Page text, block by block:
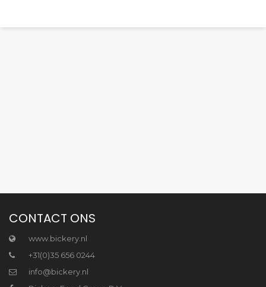
CONTACT ONS
www.bickery.nl
+31(0)35 656 0244
info@bickery.nl